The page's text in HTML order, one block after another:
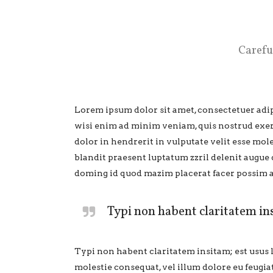
Lorem ipsum dolor sit amet, consectetuer
wisi enim ad minim veniam, quis nostrud
dolor in hendrerit in vulputate velit esse
blandit praesent luptatum zzril delenit
doming id quod mazim placerat facer
Typi non habent claritatem
Typi non habent claritatem insitam; est
molestie consequat, vel illum dolore eu